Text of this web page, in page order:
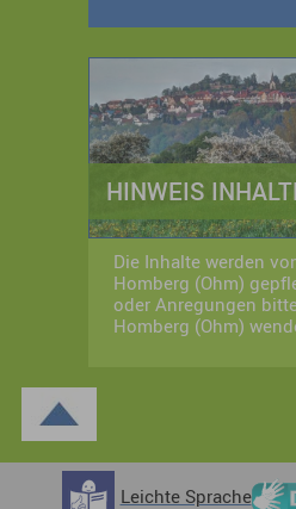
HINWEIS
Die Inhalte werden
Homberg (Ohm)
oder Anregungen
Homberg (Ohm)
Leichte Sprache